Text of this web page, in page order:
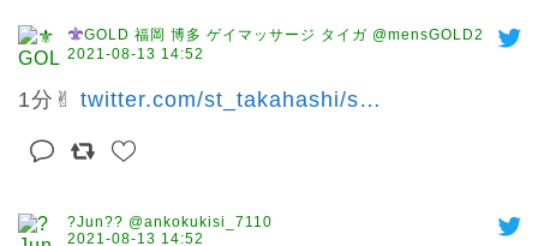
GOLD 福岡 博多 ゲイマッサージ タイガ @mensGOLD2
2021-08-13 14:52
1分✌︎ twitter.com/st_takahashi/s…
?Jun?‍? @ankokukisi_7110
2021-08-13 14:52